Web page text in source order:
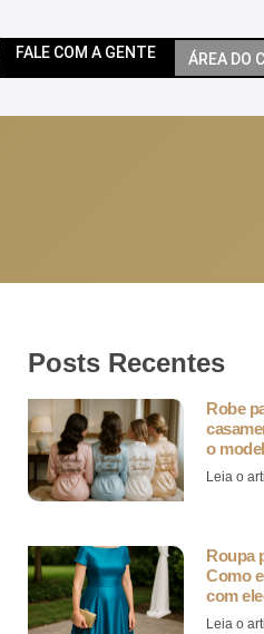
FALE COM A GENTE ÁREA DO
Posts Recentes
Robe
o
Leia o
Roupa
Como
com
Leia o